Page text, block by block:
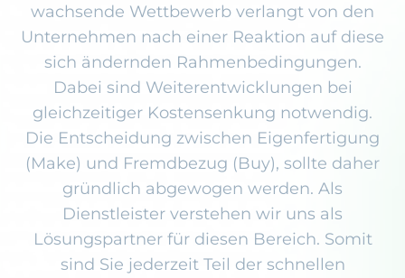
wachsende Wettbewerb verlangt von den
Unternehmen nach einer Reaktion auf diese
sich ändernden Rahmenbedingungen.
Dabei sind Weiterentwicklungen bei
gleichzeitiger Kostensenkung notwendig.
Die Entscheidung zwischen Eigenfertigung
(Make) und Fremdbezug (Buy), sollte daher
gründlich abgewogen werden. Als
Dienstleister verstehen wir uns als
Lösungspartner für diesen Bereich. Somit
sind Sie jederzeit Teil der schnellen